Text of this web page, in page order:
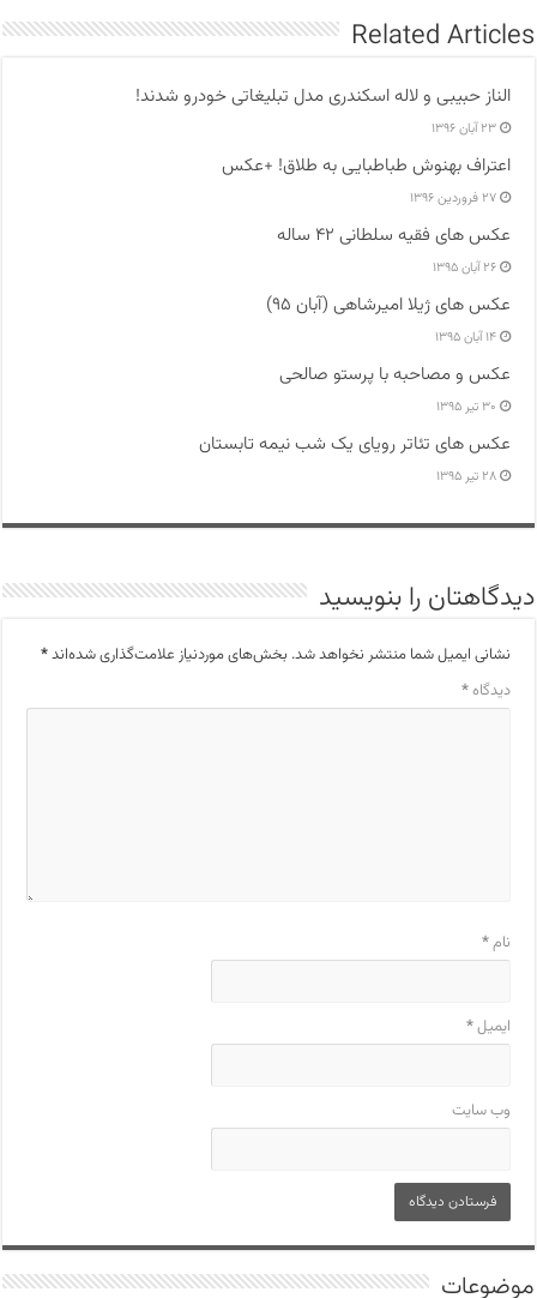
Related Articles
الناز حبیبی و لاله اسکندری مدل تبلیغاتی خودرو شدند!
۲۳ آبان ۱۳۹۶
اعتراف بهنوش طباطبایی به طلاق! +عکس
۲۷ فروردین ۱۳۹۶
عکس های فقیه سلطانی ۴۲ ساله
۲۶ آبان ۱۳۹۵
عکس های ژیلا امیرشاهی (آبان ۹۵)
۱۴ آبان ۱۳۹۵
عکس و مصاحبه با پرستو صالحی
۳۰ تیر ۱۳۹۵
عکس های تئاتر رویای یک شب نیمه تابستان
۲۸ تیر ۱۳۹۵
دیدگاهتان را بنویسید
نشانی ایمیل شما منتشر نخواهد شد. بخش‌های موردنیاز علامت‌گذاری شده‌اند*
دیدگاه*
نام*
ایمیل*
وب‌ سایت
موضوعات